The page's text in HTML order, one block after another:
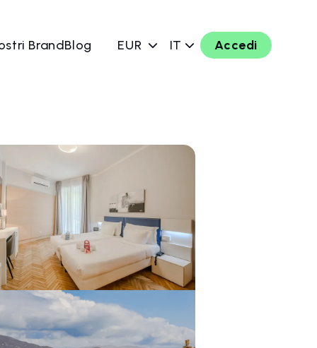
BrandBlog EUR IT Accedi